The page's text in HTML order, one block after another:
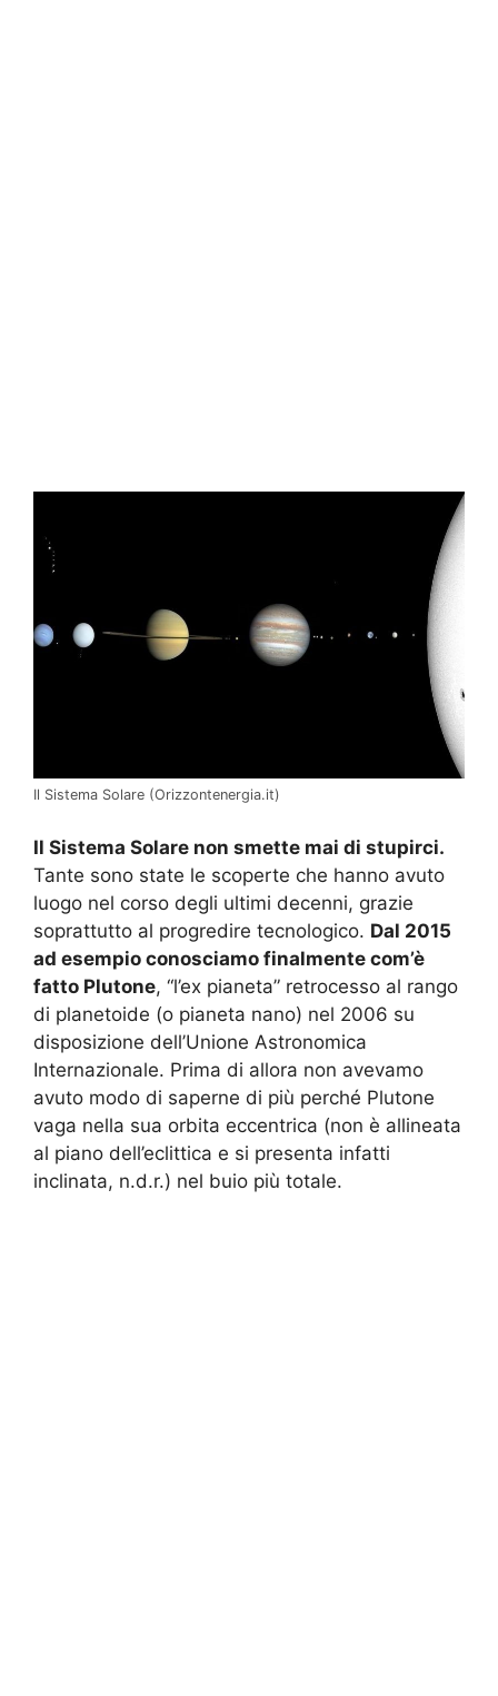
Il Sistema Solare (Orizzontenergia.it)
Il Sistema Solare non smette mai di stupirci.
Tante sono state le scoperte che hanno avuto
luogo nel corso degli ultimi decenni, grazie
soprattutto al progredire tecnologico. Dal 2015
ad esempio conosciamo finalmente com’è
fatto Plutone, “l’ex pianeta” retrocesso al rango
di planetoide (o pianeta nano) nel 2006 su
disposizione dell’Unione Astronomica
Internazionale. Prima di allora non avevamo
avuto modo di saperne di più perché Plutone
vaga nella sua orbita eccentrica (non è allineata
al piano dell’eclittica e si presenta infatti
inclinata, n.d.r.) nel buio più totale.